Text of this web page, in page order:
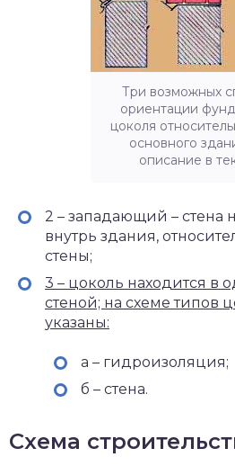
Три возможных
ориентации
цоколя
основного
описание в
2 – западающий – стена
внутрь здания,
стены;
3 – цоколь находится в
стеной; на схеме типов
указаны:
a – гидроизоляция;
б – стена.
Схема